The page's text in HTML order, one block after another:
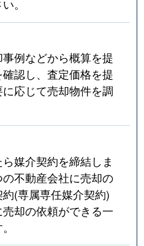
。
例などから概算を提
認し、査定価格を提
応じて売却物件を調
媒介契約を締結しま
不動産会社に売却の
(専属専任媒介契約)
却の依頼ができる一